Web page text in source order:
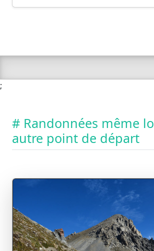
;
# Randonnées même
autre point de départ